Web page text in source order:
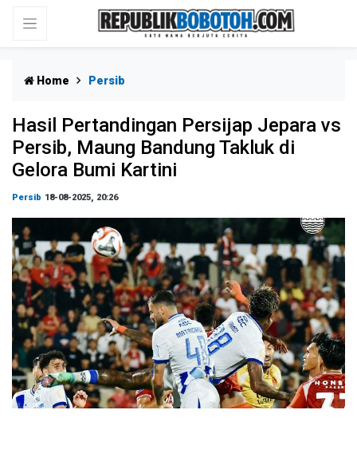
Home Persib
Hasil Pertandingan Persijap Jepara vs
Persib, Maung Bandung Takluk di
Gelora Bumi Kartini
Persib 18-08-2025, 20:26